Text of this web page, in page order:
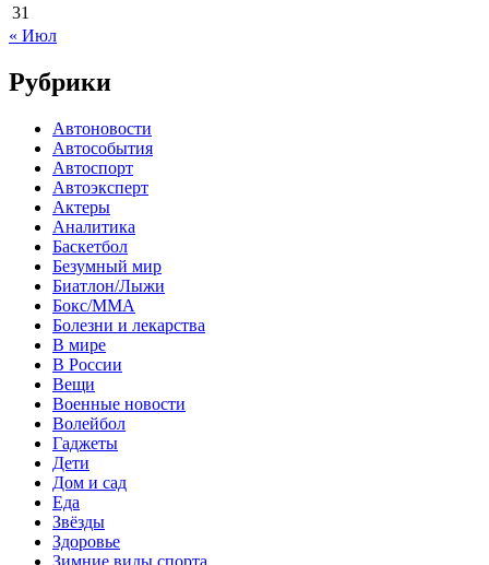
31
« Июл
Рубрики
Автоновости
Автособытия
Автоспорт
Автоэксперт
Актеры
Аналитика
Баскетбол
Безумный мир
Биатлон/Лыжи
Бокс/MMA
Болезни и лекарства
В мире
В России
Вещи
Военные новости
Волейбол
Гаджеты
Дети
Дом и сад
Еда
Звёзды
Здоровье
Зимние виды спорта